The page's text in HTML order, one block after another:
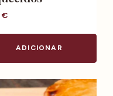
13,00 €
has multiple
€
ADICIONAR